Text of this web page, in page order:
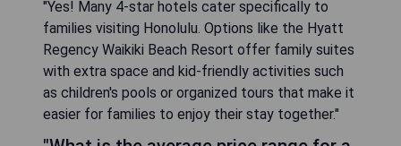
"Yes! Many 4-star hotels cater specifically to
families visiting Honolulu. Options like the Hyatt
Regency Waikiki Beach Resort offer family suites
with extra space and kid-friendly activities such
as children's pools or organized tours that make it
easier for families to enjoy their stay together."